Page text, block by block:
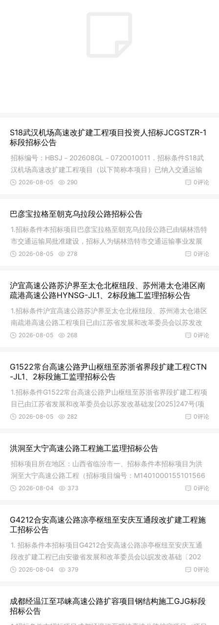
S18武汉机场高速改扩建工程项目投资人招标JCGSTZR-1
标段招标公告
招标编号：HBSJ－202608GL－0720010011．招标条件S18武
汉机场高速改扩建工程项目（以下简称本项目）已纳入交通运输
部《公路发展
0评论
2026-08-05 290
巴彦宝拉格至朝克乌拉段公路招标公告
1.招标条件本招标项目巴彦宝拉格至朝克乌拉段公路已由锡林浩特
市交通运输局批准建设，招标人为锡林浩特市交通运输事业发展
中心，
0评论
2026-08-05 278
沪宜高速公路苏沪界至太仓北枢纽段、苏州港太仓港区南
疏港高速公路HYNSG-JL1、2标段施工监理招标公告
1.招标条件沪宜高速公路苏沪界至太仓北枢纽段、苏州港太仓港区
南疏港高速公路工程项目已由江苏省发展和改革委员会以苏发改
基础发
0评论
2026-08-05 268
G1522常台高速公路尹山枢纽至苏浙省界段扩建工程CTN
-JL1、2标段施工监理招标公告
1.招标条件G1522常台高速公路尹山枢纽至苏浙省界段扩建工程项
目已由江苏省发展和改革委员会以苏发改基础发[2025]247号(项
目代码:
0评论
2026-08-05 282
洪洞至大宁高速公路工程施工监理招标公告
招标项目所在地区：山西省临汾市一、招标条件本招标项目为洪
洞至大宁高速公路工程（招标项目编号：M1401000155101566
001，以下简
0评论
2026-08-04 373
G4212合安高速公路凉亭枢纽至安庆互通段改扩建工程施
工招标公告
1. 招标条件本招标项目G4212合安高速公路凉亭枢纽至安庆互通
段改扩建工程已由安徽省发展和改革委员会以皖发改基础〔202
5〕550号
0评论
2026-08-04 379
成都经温江至邛崃高速公路扩容项目钢结构施工GJG标段
招标公告